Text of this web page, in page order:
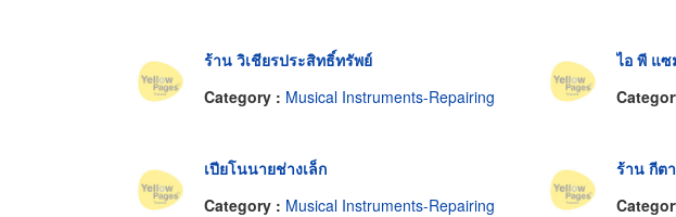
ร้าน วิเชียรประสิทธิ์ทรัพย์
Category : Musical Instruments-Repairing
ไอ พี แซ
เปียโนนายช่างเล็ก
Category : Musical Instruments-Repairing
ร้าน กีต